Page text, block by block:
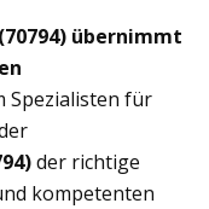
übernimmt
Spezialisten für
der richtige
kompetenten